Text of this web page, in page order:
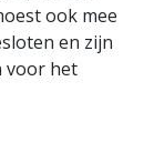
ook mee
en zijn
voor het